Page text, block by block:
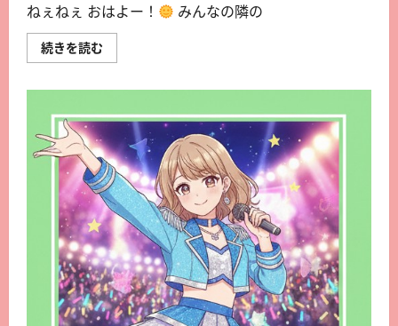
ねぇねぇ おはよー！ みんなの隣の
続きを読む